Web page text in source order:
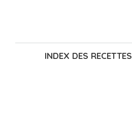
INDEX DES RECETTES